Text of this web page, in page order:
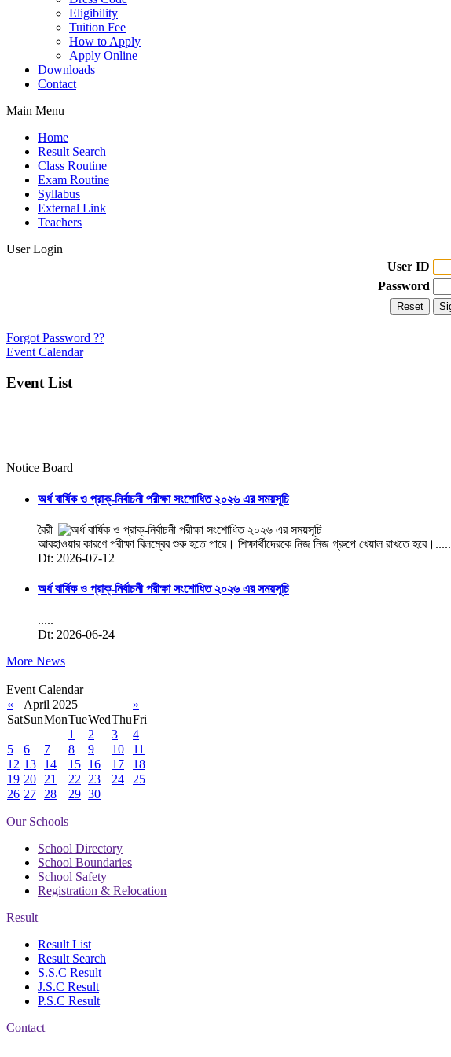
Eligibility
Tuition Fee
How to Apply
Apply Online
Downloads
Contact
Main Menu
Home
Result Search
Class Routine
Exam Routine
Syllabus
External Link
Teachers
User Login
User ID
Password
Forgot Password ??
Event Calendar
Event List
Notice Board
অর্ধ বার্ষিক ও প্রাক্-নির্বাচনী পরীক্ষা সংশোধিত ২০২৬ এর সময়সূচি
বৈরী
আবহাওয়ার কারণে পরীক্ষা বিলম্বের শুরু হতে পারে। শিক্ষার্থীদেরকে নিজ নিজ গ্রুপে খেয়াল রাখতে হবে।.....
Dt: 2026-07-12
অর্ধ বার্ষিক ও প্রাক্-নির্বাচনী পরীক্ষা সংশোধিত ২০২৬ এর সময়সূচি
.....
Dt: 2026-06-24
More News
Event Calendar
«
April 2025
»
SatSunMonTueWedThuFri
1
2 3
4
5
6 7 8 9 10
11
12 13 14 15 16 17
18
19 20 21 22 23 24
25
26 27 28 29 30
Our Schools
School Directory
School Boundaries
School Safety
Registration & Relocation
Result
Result List
Result Search
S.S.C Result
J.S.C Result
P.S.C Result
Contact